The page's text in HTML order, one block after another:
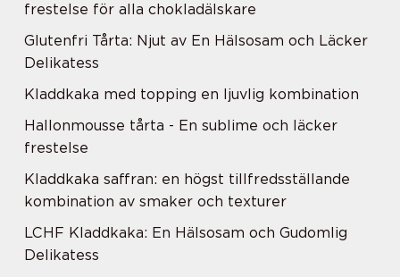
frestelse för alla chokladälskare
Glutenfri Tårta: Njut av En Hälsosam och Läcker
Delikatess
Kladdkaka med topping en ljuvlig kombination
Hallonmousse tårta - En sublime och läcker
frestelse
Kladdkaka saffran: en högst tillfredsställande
kombination av smaker och texturer
LCHF Kladdkaka: En Hälsosam och Gudomlig
Delikatess